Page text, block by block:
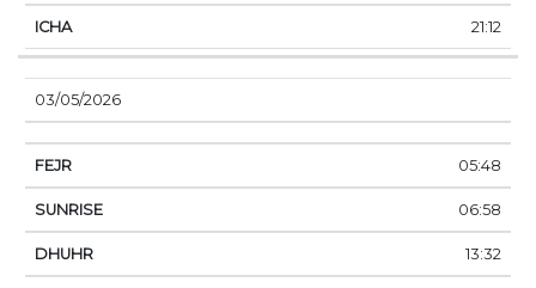
21:12
03/05/2026
05:48
06:58
13:32